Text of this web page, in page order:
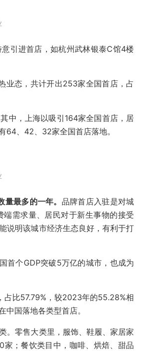
引进首店，如杭州武林银泰C馆4楼
业态，共计开出253家全国首店，占
中，上海以吸引164家全国首店，居
64、42、32家全国首店落地。
最多的一年。 品牌首店入驻是对城
需求量、居民对于新生事物的接受
说明该城市经济生态良好，有利于打
首个GDP突破5万亿的城市，也成为
占比57.79%，较2023年的55.28%相
国落地各类型首店。
。零售大类里，服饰、鞋履、家居家
；餐饮类目中，咖啡、烘焙、甜品